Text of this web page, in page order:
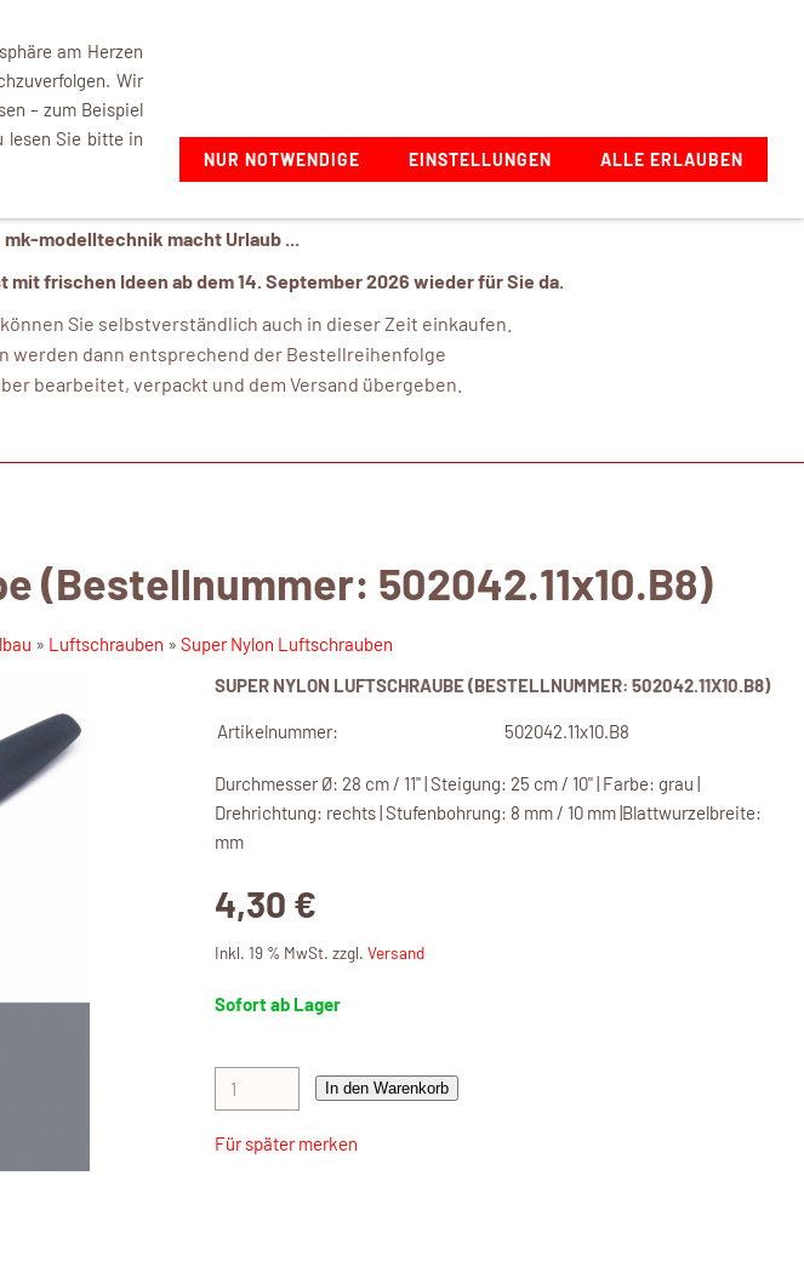
mk-modelltechnik macht Urlaub ...
mit frischen Ideen ab dem 14. September 2026 wieder für Sie da.
Sie selbstverständlich auch in dieser Zeit einkaufen.
werden dann entsprechend der Bestellreihenfolge
bearbeitet, verpackt und dem Versand übergeben.
(Bestellnummer: 502042.11x10.B8)
» Luftschrauben » Super Nylon Luftschrauben
SUPER NYLON LUFTSCHRAUBE (BESTELLNUMMER: 502042.11X10.B8)
Artikelnummer: 502042.11x10.B8
Durchmesser Ø: 28 cm / 11" | Steigung: 25 cm / 10" | Farbe: grau |
Drehrichtung: rechts | Stufenbohrung: 8 mm / 10 mm |Blattwurzelbreite:
mm
4,30 €
Inkl. 19 % MwSt. zzgl.Versand
Sofort ab Lager
In den Warenkorb
Für später merken
am Herzen
Wir
– zum Beispiel
lesen Sie bitte in
NUR NOTWENDIGE EINSTELLUNGEN ALLE ERLAUBEN